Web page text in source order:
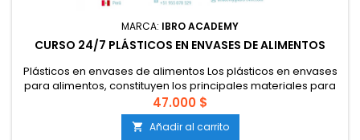
MARCA: IBRO ACADEMY
CURSO 24/7 PLÁSTICOS EN ENVASES DE ALIMENTOS
Plásticos en envases de alimentos Los plásticos en envases
para alimentos, constituyen los principales materiales para
envases. El objetivo de este curso es conocer la estructura
de los polímeros que se usan en envases de alimentos,
considerando requisitos legales, requisitos de normas GFSI y
47.000 $
 Añadir al carrito